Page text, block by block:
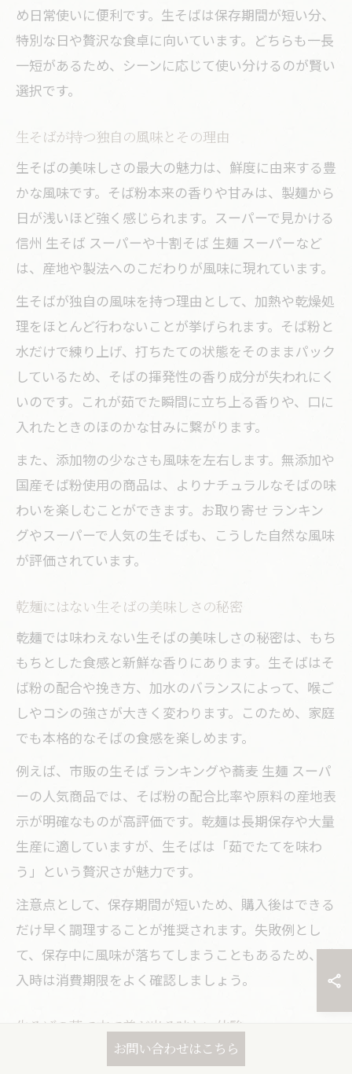
め日常使いに便利です。生そばは保存期間が短い分、
特別な日や贅沢な食卓に向いています。どちらも一長
一短があるため、シーンに応じて使い分けるのが賢い
選択です。
生そばが持つ独自の風味とその理由
生そばの美味しさの最大の魅力は、鮮度に由来する豊
かな風味です。そば粉本来の香りや甘みは、製麺から
日が浅いほど強く感じられます。スーパーで見かける
信州 生そば スーパーや十割そば 生麺 スーパーなど
は、産地や製法へのこだわりが風味に現れています。
生そばが独自の風味を持つ理由として、加熱や乾燥処
理をほとんど行わないことが挙げられます。そば粉と
水だけで練り上げ、打ちたての状態をそのままパック
しているため、そばの揮発性の香り成分が失われにく
いのです。これが茹でた瞬間に立ち上る香りや、口に
入れたときのほのかな甘みに繋がります。
また、添加物の少なさも風味を左右します。無添加や
国産そば粉使用の商品は、よりナチュラルなそばの味
わいを楽しむことができます。お取り寄せ ランキン
グやスーパーで人気の生そばも、こうした自然な風味
が評価されています。
乾麺にはない生そばの美味しさの秘密
乾麺では味わえない生そばの美味しさの秘密は、もち
もちとした食感と新鮮な香りにあります。生そばはそ
ば粉の配合や挽き方、加水のバランスによって、喉ご
しやコシの強さが大きく変わります。このため、家庭
でも本格的なそばの食感を楽しめます。
例えば、市販の生そば ランキングや蕎麦 生麺 スーパ
ーの人気商品では、そば粉の配合比率や原料の産地表
示が明確なものが高評価です。乾麺は長期保存や大量
生産に適していますが、生そばは「茹でたてを味わ
う」という贅沢さが魅力です。
注意点として、保存期間が短いため、購入後はできる
だけ早く調理することが推奨されます。失敗例とし
て、保存中に風味が落ちてしまうこともあるため、購
入時は消費期限をよく確認しましょう。
生そばの茹で方で差が出る味わい体験
生そばの美味しさを最大限に引き出すには、茹で方が
お問い合わせはこちら